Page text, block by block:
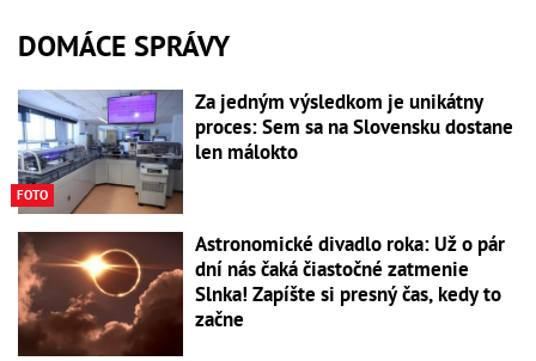
DOMÁCE SPRÁVY
FOTO
Za jedným výsledkom je unikátny
proces: Sem sa na Slovensku dostane
len málokto
Astronomické divadlo roka: Už o pár
dní nás čaká čiastočné zatmenie
Slnka! Zapíšte si presný čas, kedy to
začne